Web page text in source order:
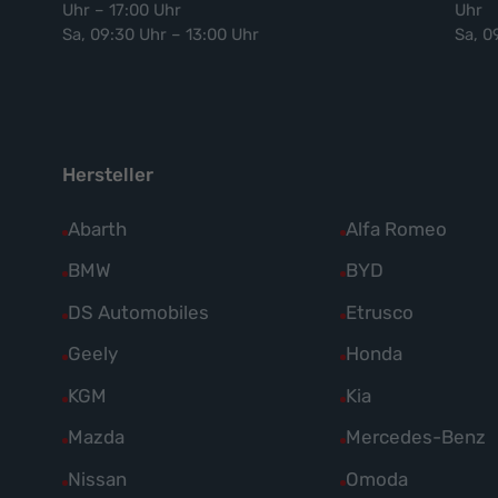
Uhr – 17:00 Uhr
Sa, 09:30 Uhr – 13:00 Uhr
Uhr
Sa,
Hersteller
Abarth
Alle
Fahrzeuge
Abarth
anzeigen
Alfa Romeo
Alle
Fahrzeuge
Alfa
Romeo
anzeigen
BMW
Alle
Fahrzeuge
BMW
anzeigen
BYD
Alle
Fahrzeuge
BYD
anzeigen
DS Automobiles
Alle
Fahrzeuge
DS
Automobiles
anzeigen
Etrusco
Alle
Fahrzeuge
Etrusco
anzeigen
Geely
Alle
Fahrzeuge
Geely
anzeigen
Honda
Alle
Fahrzeuge
Honda
anzeigen
KGM
Alle
Fahrzeuge
KGM
Kia
Alle
Fahrzeuge
Kia
Mazda
Alle
Fahrzeuge
Mercedes-Benz
Alle
Fahrzeuge
Nissan
Alle Omoda
Alle